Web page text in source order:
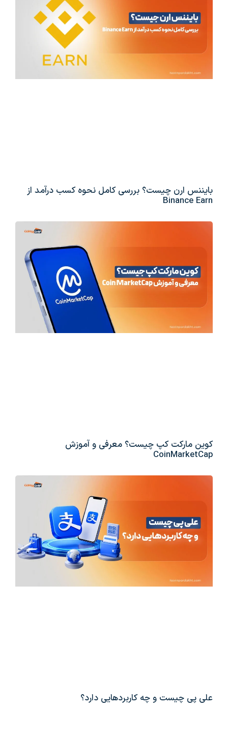
بایننس ارن چیست؟ بررسی کامل نحوه کسب درآمد از
Binance Earn
کوین مارکت کپ چیست؟ معرفی و آموزش
CoinMarketCap
علی پی چیست و چه کاربردهایی دارد؟